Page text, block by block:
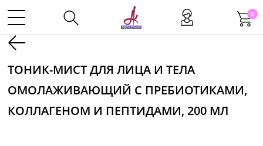
0
Инструменты
ТОНИК-МИСТ ДЛЯ ЛИЦА И ТЕЛА
ОМОЛАЖИВАЮЩИЙ С ПРЕБИОТИКАМИ,
КОЛЛАГЕНОМ И ПЕПТИДАМИ, 200 МЛ